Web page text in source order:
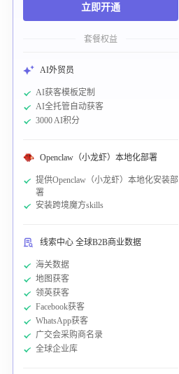
立即开通
套餐权益
AI外贸员
AI获客模板定制
AI全托管自动获客
3000 AI积分
Openclaw（小龙虾）本地化部署
提供Openclaw（小龙虾）本地化安装部
署
安装跨境魔方skills
线索中心 全球B2B商业数据
海关数据
地图获客
领英获客
Facebook获客
WhatsApp获客
广交会采购商名录
全球企业库